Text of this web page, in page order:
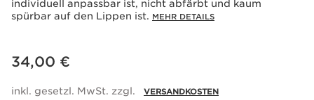
individuell anpassbar ist, nicht abfärbt und kaum
spürbar auf den Lippen ist. MEHR DETAILS
Aktueller Preis 34,00 €
34,00 €
inkl. gesetzl. MwSt. zzgl. VERSANDKOSTEN